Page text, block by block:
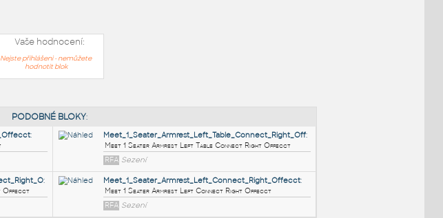
Vaše hodnocení:
Nejste přihlášeni - nemůžete
hodnotit blok